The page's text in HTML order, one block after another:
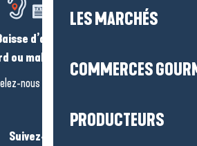
LES MARCHÉS
COMMERCES
PRODUCTEURS
d’audition ?
ou malentendant ?
nous en
Suivez-nous !